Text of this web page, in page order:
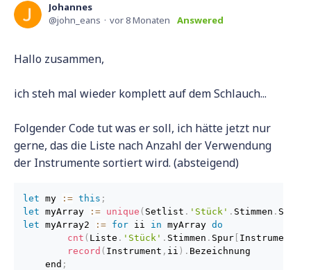
Johannes
john_eans
vor 8 Monaten Answered
Hallo zusammen,
ich steh mal wieder komplett auf dem Schlauch...
Folgender Code tut was er soll, ich hätte jetzt nur
gerne, das die Liste nach Anzahl der Verwendung
der Instrumente sortiert wird. (absteigend)
let my : = this ;
let myArray : = unique ( Setlist . 'Stück' . Stimmen . Spur
let myArray2 : = for ii in myArray do
cnt ( Liste . 'Stück' . Stimmen . Spur Instrument
record ( Instrument , ii ) . Bezeichnung
    end
;